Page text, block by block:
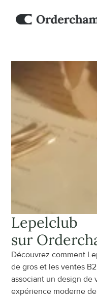
Lepelclub
sur
Découvrez comment
de gros et les ventes
associant un design de
expérience moderne